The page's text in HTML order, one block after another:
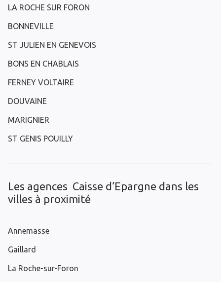
LA ROCHE SUR FORON
BONNEVILLE
ST JULIEN EN GENEVOIS
BONS EN CHABLAIS
FERNEY VOLTAIRE
DOUVAINE
MARIGNIER
ST GENIS POUILLY
Les agences Caisse d’Epargne dans les
villes à proximité
Annemasse
Gaillard
La Roche-sur-Foron